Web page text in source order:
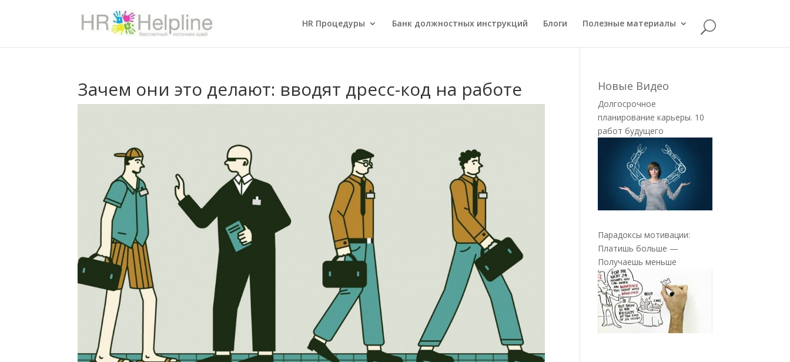
HR Процедуры Банк должностных инструкций Блоги Полезные материалы
Зачем они это делают: вводят дресс-код на работе Новые Видео
Долгосрочное
планирование карьеры. 10
работ будущего
Парадоксы мотивации:
Платишь больше —
Получаешь меньше